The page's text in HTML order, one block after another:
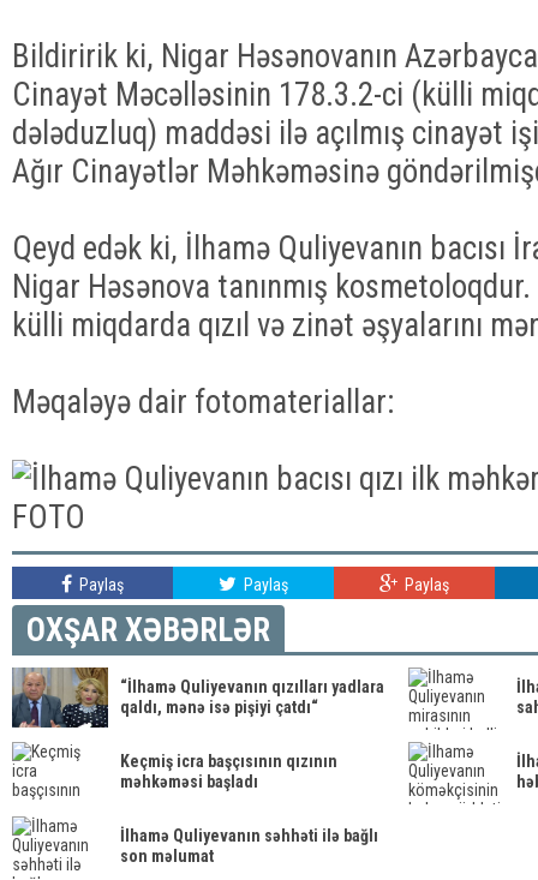
Bildiririk ki, Nigar Həsənovanın
Cinayət Məcəlləsinin 178.3.2-ci (külli
dələduzluq) maddəsi ilə açılmış cinayət
Ağır Cinayətlər Məhkəməsinə
Qeyd edək ki, İlhamə Quliyevanın bacısı
Nigar Həsənova tanınmış
külli miqdarda qızıl və zinət əşyalarını
Məqaləyə dair fotomateriallar:
Paylaş Paylaş Paylaş
OXŞAR XƏBƏRLƏR
“İlhamə Quliyevanın qızılları yadlara
qaldı, mənə isə pişiyi çatdı“
Keçmiş icra başçısının qızının
məhkəməsi başladı
İlhamə Quliyevanın səhhəti ilə bağlı
son məlumat